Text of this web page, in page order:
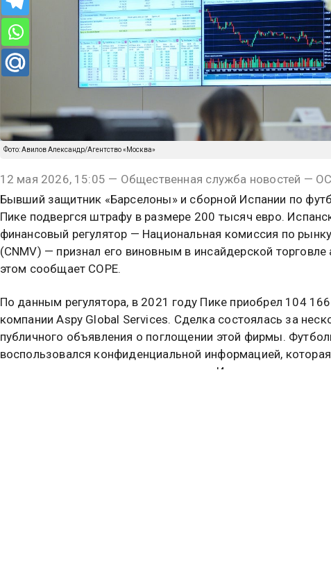
Фото: Авилов Александр/Агентство «Москва»
12 мая 2026, 15:05 — Общественная служба новостей —
Бывший защитник «Барселоны» и сборной Испании по
Пике подвергся штрафу в размере 200 тысяч евро.
финансовый регулятор — Национальная комиссия по
(CNMV) — признал его виновным в инсайдерской
этом сообщает COPE.
По данным регулятора, в 2021 году Пике приобрел 104
компании Aspy Global Services. Сделка состоялась за
публичного объявления о поглощении этой фирмы.
воспользовался конфиденциальной информацией,
ему впоследствии перепродать акции. Их стоимость к